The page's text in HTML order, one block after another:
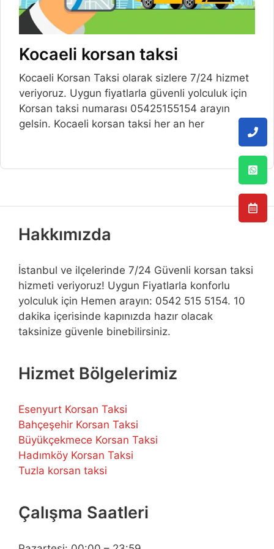
Kocaeli korsan taksi
Kocaeli Korsan Taksi olarak sizlere 7/24 hizmet
veriyoruz. Uygun fiyatlarla güvenli yolculuk için
Korsan taksi numarası 05425155154 arayın
gelsin. Kocaeli korsan taksi her an her
Hakkımızda
İstanbul ve ilçelerinde 7/24 Güvenli korsan taksi
hizmeti veriyoruz! Uygun Fiyatlarla konforlu
yolculuk için Hemen arayın: 0542 515 5154. 10
dakika içerisinde kapınızda hazır olacak
taksinize güvenle binebilirsiniz.
Hizmet Bölgelerimiz
Esenyurt Korsan Taksi
Bahçeşehir Korsan Taksi
Büyükçekmece Korsan Taksi
Hadımköy Korsan Taksi
Tuzla korsan taksi
Çalışma Saatleri